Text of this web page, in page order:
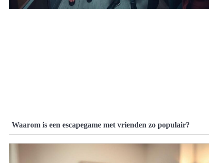
Waarom is een escapegame met vrienden zo populair?